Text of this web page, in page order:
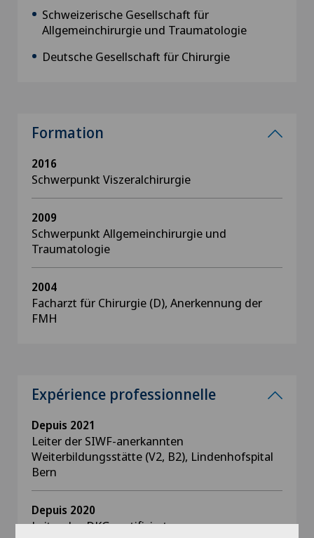
Schweizerische Gesellschaft für
Allgemeinchirurgie und Traumatologie
Deutsche Gesellschaft für Chirurgie
Formation
2016
Schwerpunkt Viszeralchirurgie
2009
Schwerpunkt Allgemeinchirurgie und
Traumatologie
2004
Facharzt für Chirurgie (D), Anerkennung der
FMH
Expérience professionnelle
Depuis 2021
Leiter der SIWF-anerkannten
Weiterbildungsstätte (V2, B2), Lindenhofspital
Bern
Depuis 2020
Leiter des DKG-zertifizierten